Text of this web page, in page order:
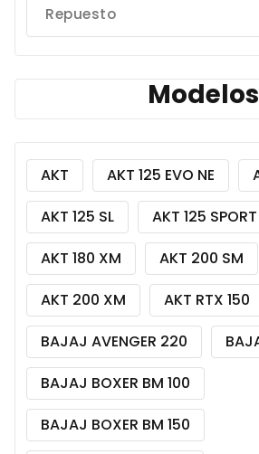
Modelos
AKT AKT 125 EVO NE
AKT 125 SL
AKT 125 SPORT
AKT 180 XM
AKT 200 SM
AKT 200 XM
AKT RTX 150
BAJAJ AVENGER 220
BAJAJ BOXER BM 100
BAJAJ BOXER BM 150